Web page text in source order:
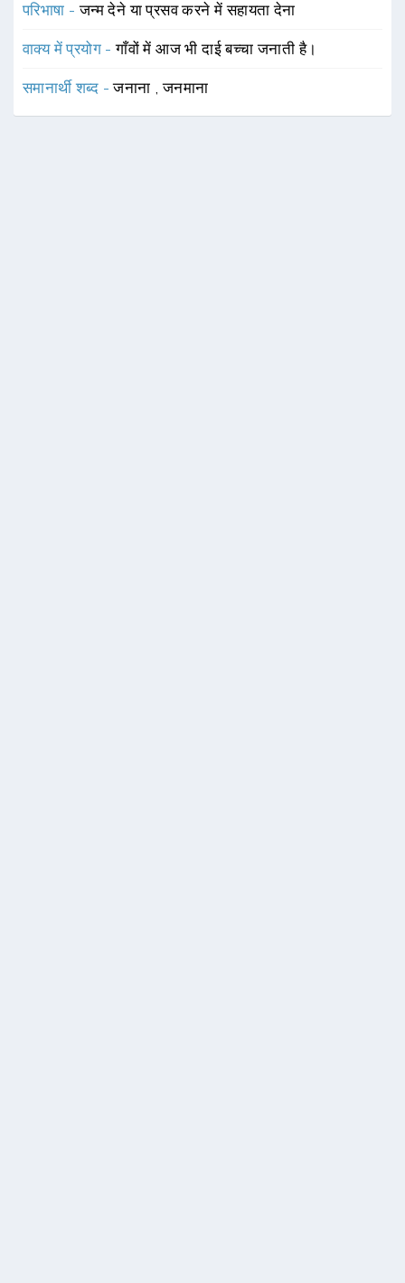
परिभाषा -जन्म देने या प्रसव करने में सहायता देना
वाक्य में प्रयोग -गाँवों में आज भी दाई बच्चा जनाती है।
समानार्थी शब्द -जनाना ,जनमाना